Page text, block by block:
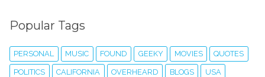
Popular Tags
PERSONAL MUSIC FOUND GEEKY MOVIES QUOTES
POLITICS CALIFORNIA OVERHEARD BLOGS USA